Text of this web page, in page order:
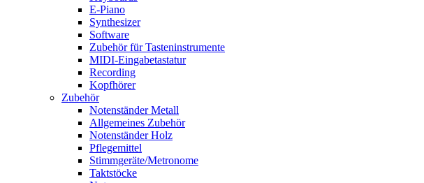
E-Piano
Synthesizer
Software
Zubehör für Tasteninstrumente
MIDI-Eingabetastatur
Recording
Kopfhörer
Zubehör
Notenständer Metall
Allgemeines Zubehör
Notenständer Holz
Pflegemittel
Stimmgeräte/Metronome
Taktstöcke